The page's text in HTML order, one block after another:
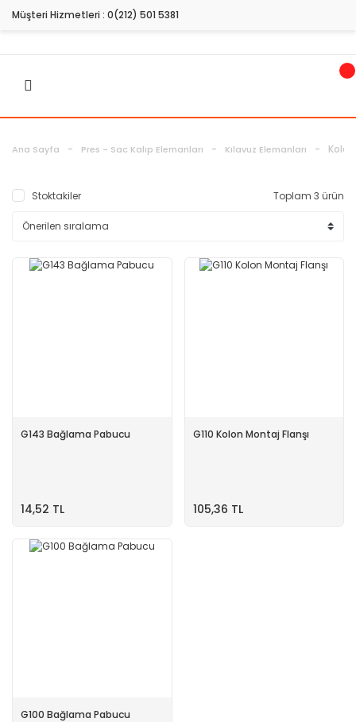
Müşteri Hizmetleri : 0(212) 501 5381
Ana Sayfa Pres - Sac Kalıp Elemanları Kılavuz Elemanları
Stoktakiler Toplam 3 ürün
G143 Bağlama Pabucu
14,52 TL
G110 Kolon Montaj Flanşı
105,36 TL
G100 Bağlama Pabucu